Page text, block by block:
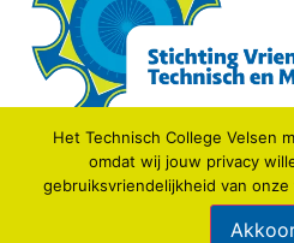
© 2021 TECHNISCH
Webdesign:
Het Technisch College Velsen
omdat wij jouw privacy
gebruiksvriendelijkheid van